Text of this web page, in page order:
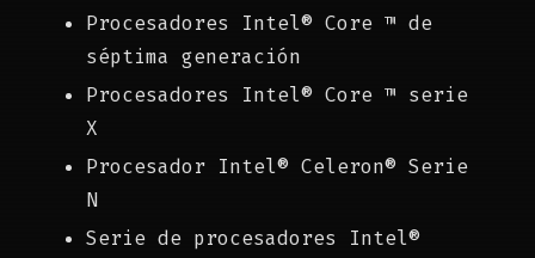
Procesadores Intel® Core ™ de
séptima generación
Procesadores Intel® Core ™ serie
X
Procesador Intel® Celeron® Serie
N
Serie de procesadores Intel®